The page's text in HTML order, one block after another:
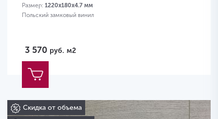
Размер: 1220х180х4.7 мм
Польский замковый винил
3 570 руб. м2
Скидка от объема